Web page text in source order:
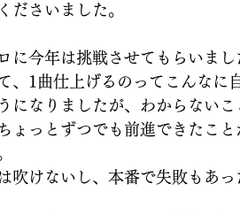
ださいました。
に今年は挑戦させてもらいまし
、1曲仕上げるのってこんなに
になりましたが、わからない
ょっとずつでも前進できたこ
吹けないし、本番で失敗もあ